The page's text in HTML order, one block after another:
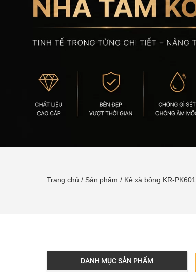
Trang chủ / Sản phẩm / Kệ xà bông KR-PK601
DANH MỤC SẢN PHẨM